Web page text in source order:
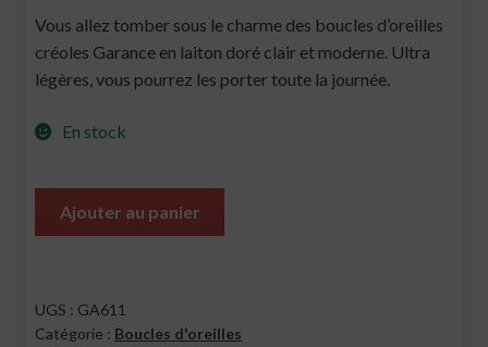
Vous allez tomber sous le charme des boucles d’oreilles
créoles Garance en laiton doré clair et moderne. Ultra
légères, vous pourrez les porter toute la journée.
En stock
Ajouter au panier
UGS : GA611
Catégorie : Boucles d'oreilles